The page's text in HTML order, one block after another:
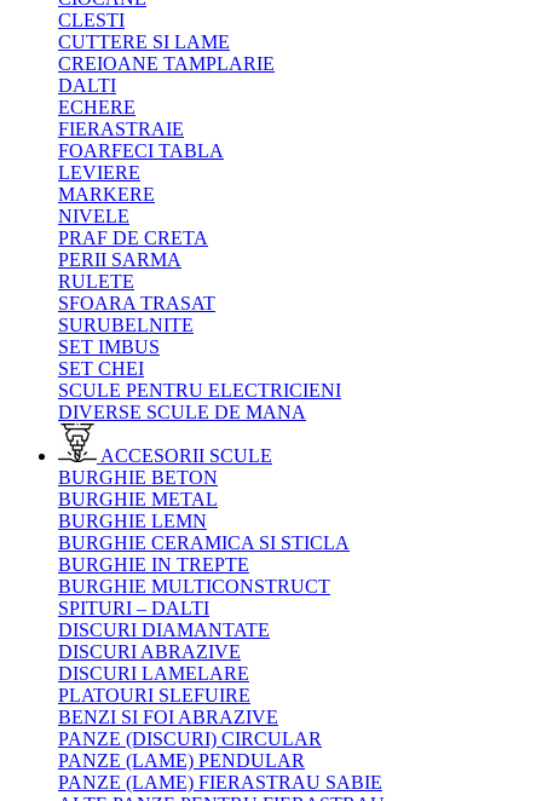
CLESTI
CUTTERE SI LAME
CREIOANE TAMPLARIE
DALTI
ECHERE
FIERASTRAIE
FOARFECI TABLA
LEVIERE
MARKERE
NIVELE
PRAF DE CRETA
PERII SARMA
RULETE
SFOARA TRASAT
SURUBELNITE
SET IMBUS
SET CHEI
SCULE PENTRU ELECTRICIENI
DIVERSE SCULE DE MANA
ACCESORII SCULE
BURGHIE BETON
BURGHIE METAL
BURGHIE LEMN
BURGHIE CERAMICA SI STICLA
BURGHIE IN TREPTE
BURGHIE MULTICONSTRUCT
SPITURI – DALTI
DISCURI DIAMANTATE
DISCURI ABRAZIVE
DISCURI LAMELARE
PLATOURI SLEFUIRE
BENZI SI FOI ABRAZIVE
PANZE (DISCURI) CIRCULAR
PANZE (LAME) PENDULAR
PANZE (LAME) FIERASTRAU SABIE